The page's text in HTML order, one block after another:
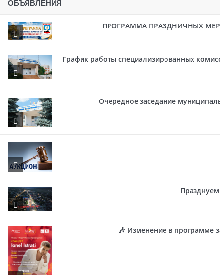
ОБЪЯВЛЕНИЯ
ПРОГРАММА ПРАЗДНИЧНЫХ
График работы специализированных
Очередное заседание
Празднуем
🎶 Изменение в программе